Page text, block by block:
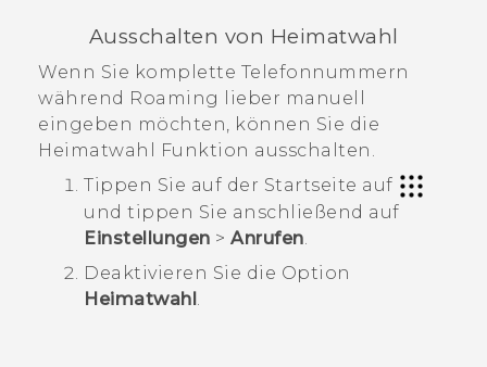
Ausschalten von Heimatwahl
Wenn Sie komplette Telefonnummern
während Roaming lieber manuell
eingeben möchten, können Sie die
Heimatwahl Funktion ausschalten.
Tippen Sie auf der Startseite auf
und tippen Sie anschließend auf
Einstellungen > Anrufen.
Deaktivieren Sie die Option
Heimatwahl.